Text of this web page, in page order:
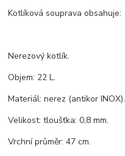
Kotlíková souprava obsahuje:
Nerezový kotlík.
Objem: 22 L.
Materiál: nerez (antikor INOX).
Velikost: tloušťka: 0,8 mm.
Vrchní průměr: 47 cm.